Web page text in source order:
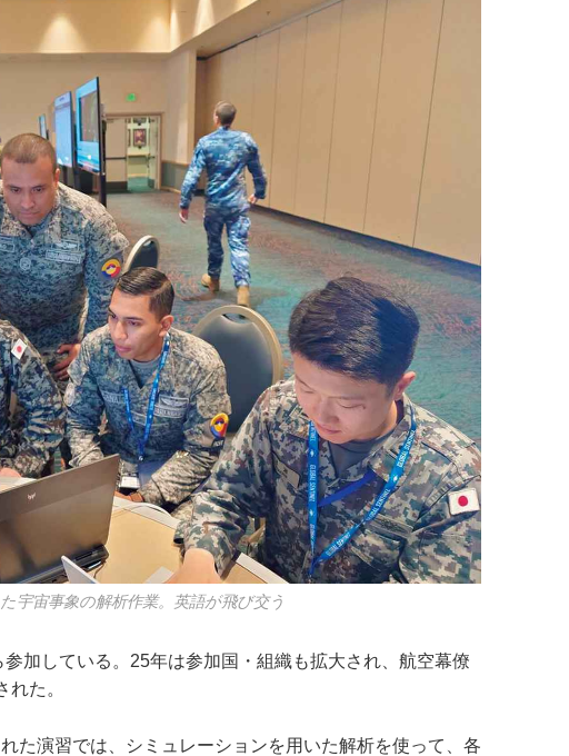
宇宙事象の解析作業。英語が飛び交う
加している。25年は参加国・組織も拡大され、航空幕僚
れた。
た演習では、シミュレーションを用いた解析を使って、各